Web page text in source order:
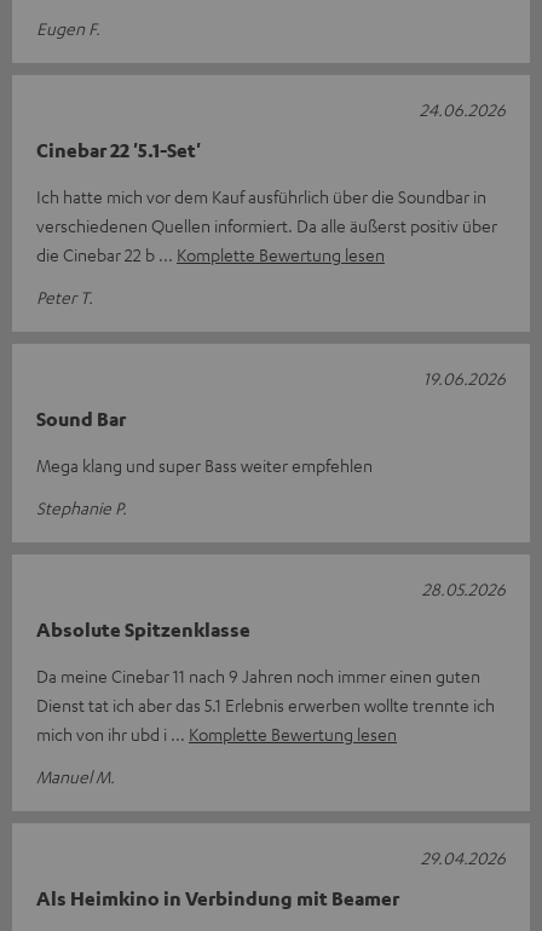
Eugen F.
Cinebar 22 '5.1-Set'
Ich hatte mich vor dem Kauf ausführlich über die Soundbar in
verschiedenen Quellen informiert. Da alle äußerst positiv über
die Cinebar 22 b
Komplette Bewertung lesen
Peter T.
24.06.2026
Sound Bar
Mega klang und super Bass weiter empfehlen
Stephanie P.
19.06.2026
Absolute Spitzenklasse
Da meine Cinebar 11 nach 9 Jahren noch immer einen guten
Dienst tat ich aber das 5.1 Erlebnis erwerben wollte trennte ich
mich von ihr ubd i
Komplette Bewertung lesen
Manuel M.
28.05.2026
Als Heimkino in Verbindung mit Beamer
29.04.2026